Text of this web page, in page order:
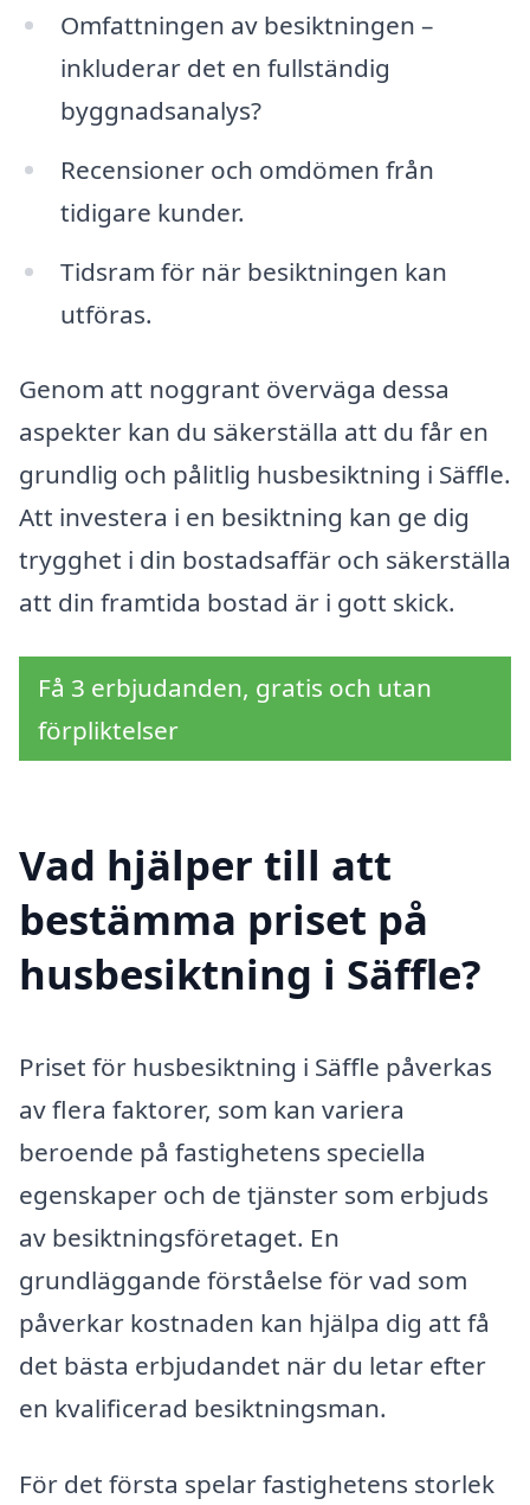
Omfattningen av besiktningen –
inkluderar det en fullständig
byggnadsanalys?
Recensioner och omdömen från
tidigare kunder.
Tidsram för när besiktningen kan
utföras.
Genom att noggrant överväga dessa
aspekter kan du säkerställa att du får en
grundlig och pålitlig husbesiktning i Säffle.
Att investera i en besiktning kan ge dig
trygghet i din bostadsaffär och säkerställa
att din framtida bostad är i gott skick.
Få 3 erbjudanden, gratis och utan
förpliktelser
Vad hjälper till att
bestämma priset på
husbesiktning i Säffle?
Priset för husbesiktning i Säffle påverkas
av flera faktorer, som kan variera
beroende på fastighetens speciella
egenskaper och de tjänster som erbjuds
av besiktningsföretaget. En
grundläggande förståelse för vad som
påverkar kostnaden kan hjälpa dig att få
det bästa erbjudandet när du letar efter
en kvalificerad besiktningsman.
För det första spelar fastighetens storlek